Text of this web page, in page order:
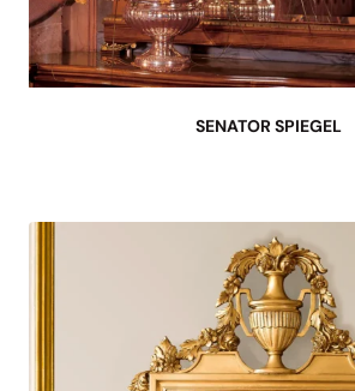
SENATOR SPIEGEL